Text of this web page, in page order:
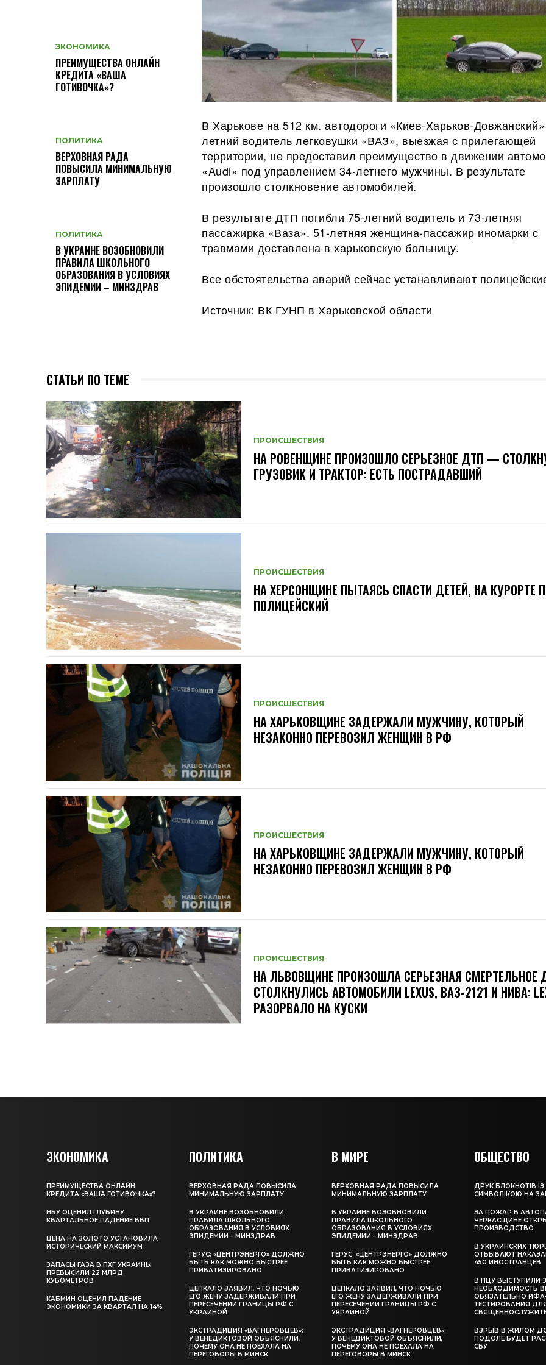
ЭКОНОМИКА
ПРЕИМУЩЕСТВА ОНЛАЙН
КРЕДИТА «ВАША
ГОТИВОЧКА»?
ПОЛИТИКА
ВЕРХОВНАЯ РАДА
ПОВЫСИЛА МИНИМАЛЬНУЮ
ЗАРПЛАТУ
ПОЛИТИКА
В УКРАИНЕ ВОЗОБНОВИЛИ
ПРАВИЛА ШКОЛЬНОГО
ОБРАЗОВАНИЯ В УСЛОВИЯХ
ЭПИДЕМИИ – МИНЗДРАВ
В Харькове на 512 км. автодороги «Киев-Харьков-
летний водитель легковушки «ВАЗ», выезжая с прилегающей
территории, не предоставил преимущество в движении
«Audi» под управлением 34-летнего мужчины. В результате
произошло столкновение автомобилей.
В результате ДТП погибли 75-летний водитель и 73-летняя
пассажирка «Ваза». 51-летняя женщина-пассажир иномарки с
травмами доставлена в харьковскую больницу.
Все обстоятельства аварий сейчас устанавливают
Источник: ВК ГУНП в Харьковской области
СТАТЬИ ПО ТЕМЕ
ПРОИСШЕСТВИЯ
НА РОВЕНЩИНЕ ПРОИЗОШЛО СЕРЬЕЗНОЕ ДТП —
ГРУЗОВИК И ТРАКТОР: ЕСТЬ ПОСТРАДАВШИЙ
ПРОИСШЕСТВИЯ
НА ХЕРСОНЩИНЕ ПЫТАЯСЬ СПАСТИ ДЕТЕЙ, НА КУРОРТЕ
ПОЛИЦЕЙСКИЙ
ПРОИСШЕСТВИЯ
НА ХАРЬКОВЩИНЕ ЗАДЕРЖАЛИ МУЖЧИНУ, КОТОРЫЙ
НЕЗАКОННО ПЕРЕВОЗИЛ ЖЕНЩИН В РФ
ПРОИСШЕСТВИЯ
НА ХАРЬКОВЩИНЕ ЗАДЕРЖАЛИ МУЖЧИНУ, КОТОРЫЙ
НЕЗАКОННО ПЕРЕВОЗИЛ ЖЕНЩИН В РФ
ПРОИСШЕСТВИЯ
НА ЛЬВОВЩИНЕ ПРОИЗОШЛА СЕРЬЕЗНАЯ
СТОЛКНУЛИСЬ АВТОМОБИЛИ LEXUS, ВАЗ-2121 И НИВА:
РАЗОРВАЛО НА КУСКИ
ЭКОНОМИКА
ПРЕИМУЩЕСТВА ОНЛАЙН
КРЕДИТА «ВАША ГОТИВОЧКА»?
НБУ ОЦЕНИЛ ГЛУБИНУ
КВАРТАЛЬНОЕ ПАДЕНИЕ ВВП
ЦЕНА НА ЗОЛОТО УСТАНОВИЛА
ИСТОРИЧЕСКИЙ МАКСИМУМ
ЗАПАСЫ ГАЗА В ПХГ УКРАИНЫ
ПРЕВЫСИЛИ 22 МЛРД
КУБОМЕТРОВ
КАБМИН ОЦЕНИЛ ПАДЕНИЕ
ЭКОНОМИКИ ЗА КВАРТАЛ НА 14%
ПОЛИТИКА
ВЕРХОВНАЯ РАДА ПОВЫСИЛА
МИНИМАЛЬНУЮ ЗАРПЛАТУ
В УКРАИНЕ ВОЗОБНОВИЛИ
ПРАВИЛА ШКОЛЬНОГО
ОБРАЗОВАНИЯ В УСЛОВИЯХ
ЭПИДЕМИИ – МИНЗДРАВ
ГЕРУС: «ЦЕНТРЭНЕРГО» ДОЛЖНО
БЫТЬ КАК МОЖНО БЫСТРЕЕ
ПРИВАТИЗИРОВАНО
ЦЕПКАЛО ЗАЯВИЛ, ЧТО НОЧЬЮ
ЕГО ЖЕНУ ЗАДЕРЖИВАЛИ ПРИ
ПЕРЕСЕЧЕНИИ ГРАНИЦЫ РФ С
УКРАИНОЙ
ЭКСТРАДИЦИЯ «ВАГНЕРОВЦЕВ»:
У ВЕНЕДИКТОВОЙ ОБЪЯСНИЛИ,
ПОЧЕМУ ОНА НЕ ПОЕХАЛА НА
ПЕРЕГОВОРЫ В МИНСК
В МИРЕ
ВЕРХОВНАЯ РАДА ПОВЫСИЛА
МИНИМАЛЬНУЮ ЗАРПЛАТУ
В УКРАИНЕ ВОЗОБНОВИЛИ
ПРАВИЛА ШКОЛЬНОГО
ОБРАЗОВАНИЯ В УСЛОВИЯХ
ЭПИДЕМИИ – МИНЗДРАВ
ГЕРУС: «ЦЕНТРЭНЕРГО» ДОЛЖНО
БЫТЬ КАК МОЖНО БЫСТРЕЕ
ПРИВАТИЗИРОВАНО
ЦЕПКАЛО ЗАЯВИЛ, ЧТО НОЧЬЮ
ЕГО ЖЕНУ ЗАДЕРЖИВАЛИ ПРИ
ПЕРЕСЕЧЕНИИ ГРАНИЦЫ РФ С
УКРАИНОЙ
ЭКСТРАДИЦИЯ «ВАГНЕРОВЦЕВ»:
У ВЕНЕДИКТОВОЙ ОБЪЯСНИЛИ,
ПОЧЕМУ ОНА НЕ ПОЕХАЛА НА
ПЕРЕГОВОРЫ В МИНСК
ОБЩЕСТВО
ДРУК БЛОКНОТІВ ІЗ
СИМВОЛІКОЮ НА
ЗА ПОЖАР В
ЧЕРКАСЩИНЕ
ПРОИЗВОДСТВО
В УКРАИНСКИХ
ОТБЫВАЮТ
450 ИНОСТРАНЦЕВ
В ПЦУ ВЫСТУПИЛИ
НЕОБХОДИМОСТЬ
ОБЯЗАТЕЛЬНО
ТЕСТИРОВАНИЯ ДЛЯ
ВЗРЫВ В ЖИЛОМ
ПОДОЛЕ БУДЕТ
СБУ